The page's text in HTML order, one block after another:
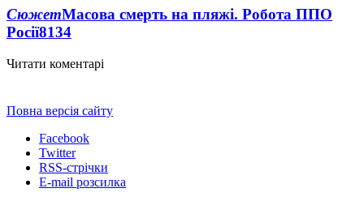
СюжетМасова смерть на пляжі. Робота ППО
Росії8134
Читати коментарі
Повна версія сайту
Facebook
Twitter
RSS-стрічки
E-mail розсилка